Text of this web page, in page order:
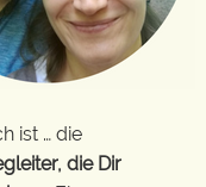
ist … die
die Dir